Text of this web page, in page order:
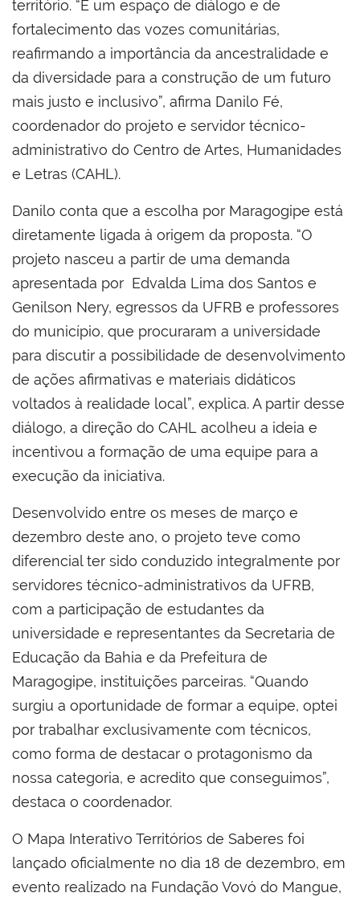
território. “É um espaço de diálogo e de
fortalecimento das vozes comunitárias,
reafirmando a importância da ancestralidade e
da diversidade para a construção de um futuro
mais justo e inclusivo”, afirma Danilo Fé,
coordenador do projeto e servidor técnico-
administrativo do Centro de Artes, Humanidades
e Letras (CAHL).
Danilo conta que a escolha por Maragogipe está
diretamente ligada à origem da proposta. “O
projeto nasceu a partir de uma demanda
apresentada por Edvalda Lima dos Santos e
Genilson Nery, egressos da UFRB e professores
do município, que procuraram a universidade
para discutir a possibilidade de desenvolvimento
de ações afirmativas e materiais didáticos
voltados à realidade local”, explica. A partir desse
diálogo, a direção do CAHL acolheu a ideia e
incentivou a formação de uma equipe para a
execução da iniciativa.
Desenvolvido entre os meses de março e
dezembro deste ano, o projeto teve como
diferencial ter sido conduzido integralmente por
servidores técnico-administrativos da UFRB,
com a participação de estudantes da
universidade e representantes da Secretaria de
Educação da Bahia e da Prefeitura de
Maragogipe, instituições parceiras. “Quando
surgiu a oportunidade de formar a equipe, optei
por trabalhar exclusivamente com técnicos,
como forma de destacar o protagonismo da
nossa categoria, e acredito que conseguimos”,
destaca o coordenador.
O Mapa Interativo Territórios de Saberes foi
lançado oficialmente no dia 18 de dezembro, em
evento realizado na Fundação Vovó do Mangue,